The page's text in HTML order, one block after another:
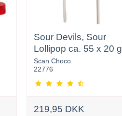
Sour Devils, Sour
Lollipop ca. 55 x 20 g
Scan Choco
22776
219,95 DKK